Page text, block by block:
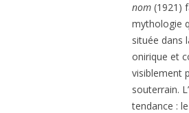
nom (1921)
mythologie
située dans
onirique et
visiblement
souterrain.
tendance :